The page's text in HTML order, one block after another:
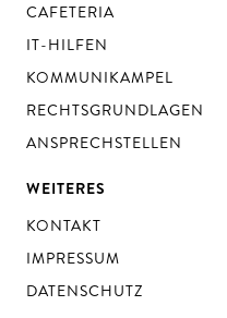
CAFETERIA
IT-HILFEN
KOMMUNIKAMPEL
RECHTSGRUNDLAGEN
ANSPRECHSTELLEN
WEITERES
KONTAKT
IMPRESSUM
DATENSCHUTZ